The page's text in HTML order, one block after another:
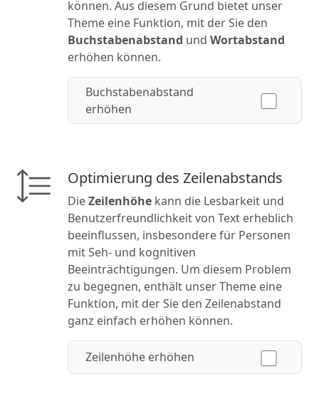
können. Aus diesem Grund bietet unser
Theme eine Funktion, mit der Sie den
Buchstabenabstand und Wortabstand
erhöhen können.
Buchstabenabstand
erhöhen
Optimierung des Zeilenabstands
DieZeilenhöhekann die Lesbarkeit und
Benutzerfreundlichkeit von Text erheblich
beeinflussen, insbesondere für Personen
mit Seh- und kognitiven
Beeinträchtigungen. Um diesem Problem
zu begegnen, enthält unser Theme eine
Funktion, mit der Sie den Zeilenabstand
ganz einfach erhöhen können.
Zeilenhöhe erhöhen